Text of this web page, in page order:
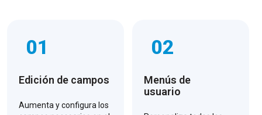
01
Edición de campos
Aumenta y configura los
02
Menús de
usuario